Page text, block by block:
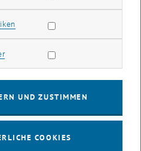
Zusammenhang mit
steht. Die Preisverleihung an
Juni 2006 im Zuge der nächsten
Wien.
für Wassergüte,
Statistik Cookies zulassen
Marketing Cookies zulassen
UND ZUSTIMMEN
COOKIES